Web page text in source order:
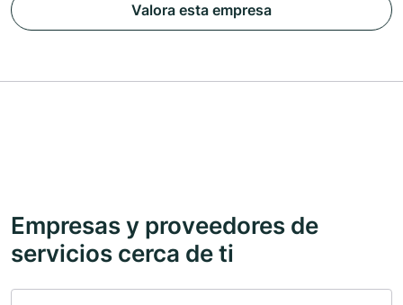
Valora esta empresa
Empresas y proveedores de
servicios cerca de ti